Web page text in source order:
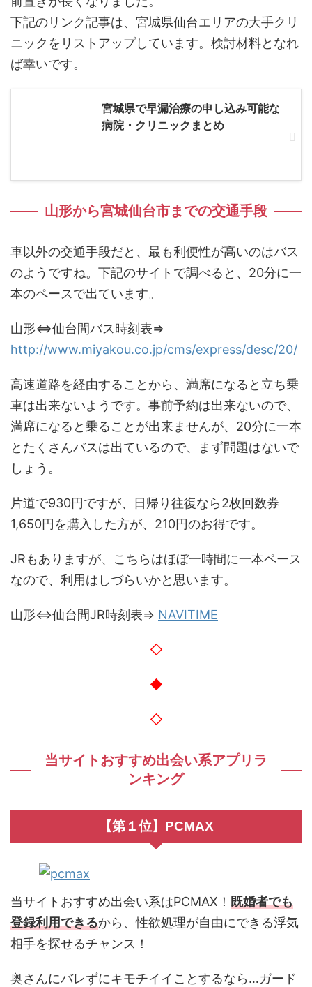
下記のリンク記事は、宮城県仙台エリアの大手クリ
ニックをリストアップしています。検討材料となれ
ば幸いです。
宮城県で早漏治療の申し込み可能な
病院・クリニックまとめ
山形から宮城仙台市までの交通手段
車以外の交通手段だと、最も利便性が高いのはバス
のようですね。下記のサイトで調べると、20分に一
本のペースで出ています。
山形⇔仙台間バス時刻表⇒
http://www.miyakou.co.jp/cms/express/desc/20/
高速道路を経由することから、満席になると立ち乗
車は出来ないようです。事前予約は出来ないので、
満席になると乗ることが出来ませんが、20分に一本
とたくさんバスは出ているので、まず問題はないで
しょう。
片道で930円ですが、日帰り往復なら2枚回数券
1,650円を購入した方が、210円のお得です。
JRもありますが、こちらはほぼ一時間に一本ペース
なので、利用はしづらいかと思います。
山形⇔仙台間JR時刻表⇒ NAVITIME
◇
◆
◇
当サイトおすすめ出会い系アプリラ
ンキング
【第１位】PCMAX
当サイトおすすめ出会い系はPCMAX！ 既婚者でも
登録利用できるから、性欲処理が自由にできる浮気
相手を探せるチャンス！
奥さんにバレずにキモチイイことするなら…ガード